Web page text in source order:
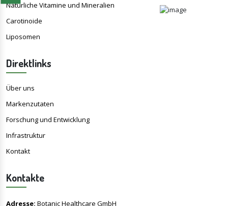
Natürliche Vitamine und Mineralien
Carotinoide
Liposomen
Direktlinks
Über uns
Markenzutaten
Forschung und Entwicklung
Infrastruktur
Kontakt
Kontakte
Adresse: Botanic Healthcare GmbH